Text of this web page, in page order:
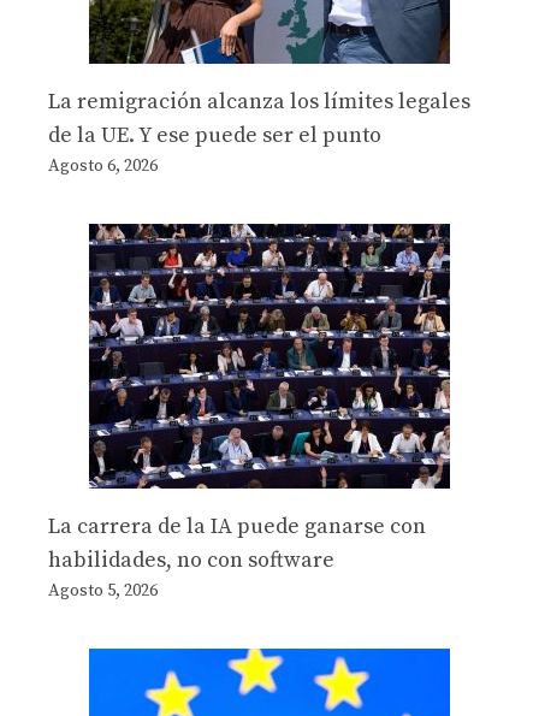
La remigración alcanza los límites legales
de la UE. Y ese puede ser el punto
Agosto 6, 2026
La carrera de la IA puede ganarse con
habilidades, no con software
Agosto 5, 2026